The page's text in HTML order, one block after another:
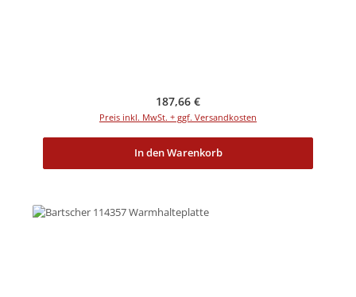
Regulärer Preis:
187,66 €
Preis inkl. MwSt. + ggf. Versandkosten
In den Warenkorb